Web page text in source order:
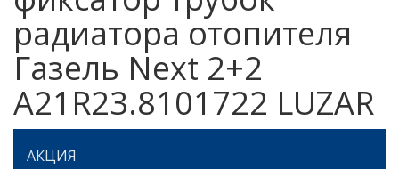
радиатора отопителя
Газель Next 2+2
А21R23.8101722 LUZAR
АКЦИЯ